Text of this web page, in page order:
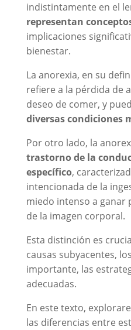
indistintamente en el
representan
implicaciones
bienestar.
La anorexia, en su
refiere a la pérdida de
deseo de comer, y
diversas condiciones
Por otro lado, la
trastorno de la
específico,
intencionada de la
miedo intenso a ganar
de la imagen corporal.
Esta distinción es
causas subyacentes,
importante, las
adecuadas.
En este texto,
las diferencias entre